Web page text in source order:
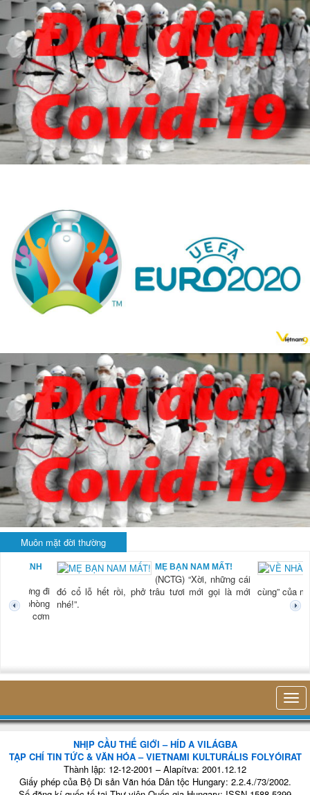
Muôn mặt đời thường
CHUYỆN Ở BỆNH
xuống giường đi
cuối phòng
lẽ ngồi ăn cơm
MẸ BẠN NAM MẤT!
(NCTG) “Xời, những cái
đó cổ lỗ hết rồi, phở trâu tươi mới gọi là mới
NHỊP CẦU THẾ GIỚI – HÍD A VILÁGBA
TẠP CHÍ TIN TỨC & VĂN HÓA – VIETNAMI KULTURÁLIS FOLYÓIRAT
Thành lập: 12-12-2001 – Alapítva: 2001.12.12
Giấy phép của Bộ Di sản Văn hóa Dân tộc Hungary: 2.2.4./73/2002.